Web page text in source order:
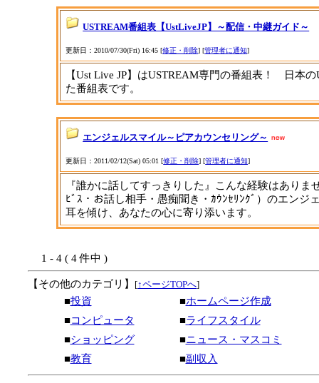
USTREAM番組表【UstLiveJP】～配信・中継ガイド～
更新日：2010/07/30(Fri) 16:45 [修正・削除] [管理者に通知]
【Ust Live JP】はUSTREAM専門の番組表！ 日本
た番組表です。
エンジェルスマイル～ピアカウンセリング～
更新日：2011/02/12(Sat) 05:01 [修正・削除] [管理者に通知]
『誰かに話してすっきりした』こんな経験はあり
ﾋﾞｽ・お話し相手・愚痴聞き・ｶｳﾝｾﾘﾝｸﾞ）のエンジ
耳を傾け、あなたの心に寄り添います。
1 - 4 ( 4 件中 )
【その他のカテゴリ】 [↑ページTOPへ]
■投資 ■ホームページ作成
■コンピュータ ■ライフスタイル
■ショッピング ■ニュース・マスコミ
■教育 ■副収入